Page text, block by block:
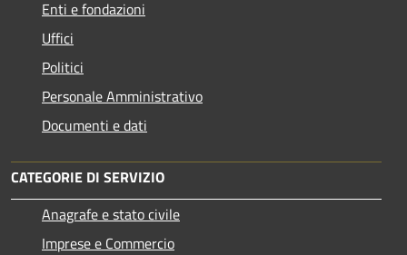
Enti e fondazioni
Uffici
Politici
Personale Amministrativo
Documenti e dati
CATEGORIE DI SERVIZIO
Anagrafe e stato civile
Imprese e Commercio